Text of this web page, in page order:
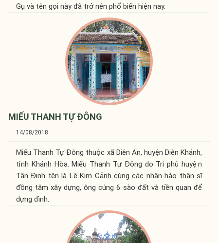
Gụ và tên gọi này đã trở nên phổ biến hiện nay.
MIẾU THANH TỰ ĐÔNG
14/08/2018
Miếu Thanh Tự Đông thuộc xã Diên An, huyện Diên Khánh,
tỉnh Khánh Hòa. Miếu Thanh Tự Đông do Tri phủ huyện
Tân Định tên là Lê Kim Cảnh cùng các nhân hào thân sĩ
đồng tâm xây dựng, ông cúng 6 sào đất và tiền quan để
dựng đình.